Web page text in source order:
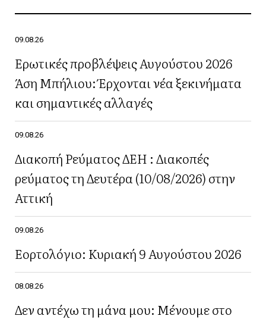
09.08.26
Ερωτικές προβλέψεις Αυγούστου 2026
Άση Μπήλιου: Έρχονται νέα ξεκινήματα
και σημαντικές αλλαγές
09.08.26
Διακοπή Ρεύματος ΔΕΗ : Διακοπές
ρεύματος τη Δευτέρα (10/08/2026) στην
Αττική
09.08.26
Εορτολόγιο: Κυριακή 9 Αυγούστου 2026
08.08.26
Δεν αντέχω τη μάνα μου: Μένουμε στο